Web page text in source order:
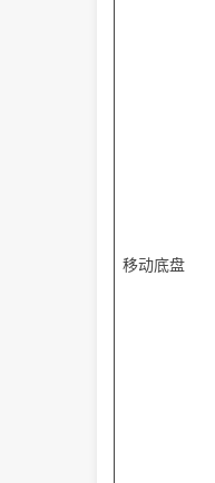
移动底盘